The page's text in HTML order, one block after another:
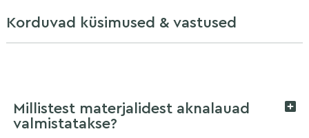
Korduvad küsimused & vastused
Millistest materjalidest aknalauad
valmistatakse?